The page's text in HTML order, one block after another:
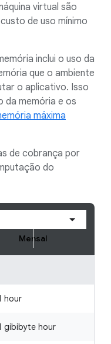
virtual são
de uso mínimo
inclui o uso da
que o ambiente
o aplicativo. Isso
da memória e os
máxima
de cobrança por
do
Mensal
hour
gibibyte hour